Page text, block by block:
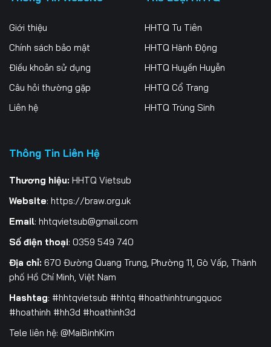
Giới thiệu
Chính sách bảo mật
Điều khoản sử dụng
Câu hỏi thường gặp
Liên hệ
HHTQ Tu Tiên
HHTQ Hành Động
HHTQ Huyền Huyễn
HHTQ Cổ Trang
HHTQ Trùng Sinh
Thông Tin Liên Hệ
Thương hiệu: HHTQ Vietsub
Website: https://braw.org.uk
Email: hhtqvietsub@gmail.com
Số điện thoại: 0359 549 740
Địa chỉ: 670 Đường Quang Trung, Phường 11, Gò Vấp, Thành
phố Hồ Chí Minh, Việt Nam
Hashtag: #hhtqvietsub #hhtq #hoathinhtrungquoc
#hoathinh #hh3d #hoathinh3d
Tele liên hệ: @MaiBinhKim